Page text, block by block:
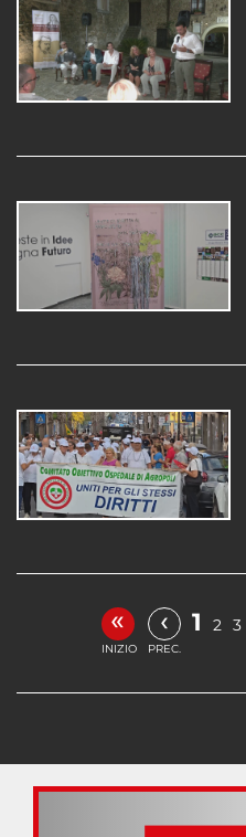
«
INIZIO
‹
PREC.
1 2 3